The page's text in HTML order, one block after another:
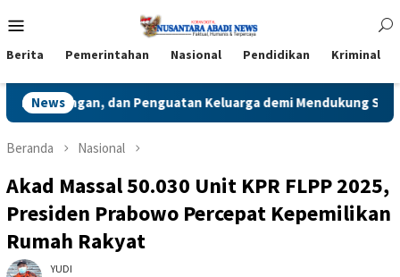
ke
Mobile
Berita Pemerintahan Nasional Pendidikan Kriminal
News
Keluarga demi Mendukung SDGs Guna Dapatkan
Beranda Nasional
Akad Massal 50.030 Unit KPR FLPP 2025,
Presiden Prabowo Percepat Kepemilikan
Rumah Rakyat
YUDI